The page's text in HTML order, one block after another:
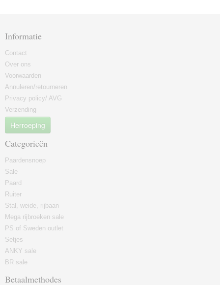
Informatie
Contact
Over ons
Voorwaarden
Annuleren/retourneren
Privacy policy/ AVG
Verzending
Herroeping
Categorieën
Paardensnoep
Sale
Paard
Ruiter
Stal, weide, rijbaan
Mega rijbroeken sale
PS of Sweden outlet
Setjes
ANKY sale
BR sale
Betaalmethodes